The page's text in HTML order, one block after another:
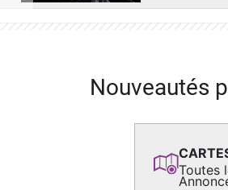
Nouveautés
Toutes